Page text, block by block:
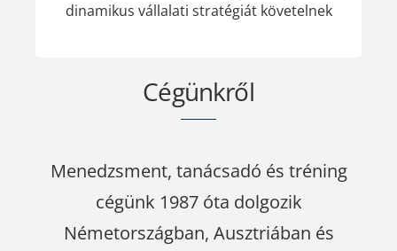
dinamikus vállalati stratégiát követelnek
Cégünkről
Menedzsment, tanácsadó és tréning
cégünk 1987 óta dolgozik
Németországban, Ausztriában és